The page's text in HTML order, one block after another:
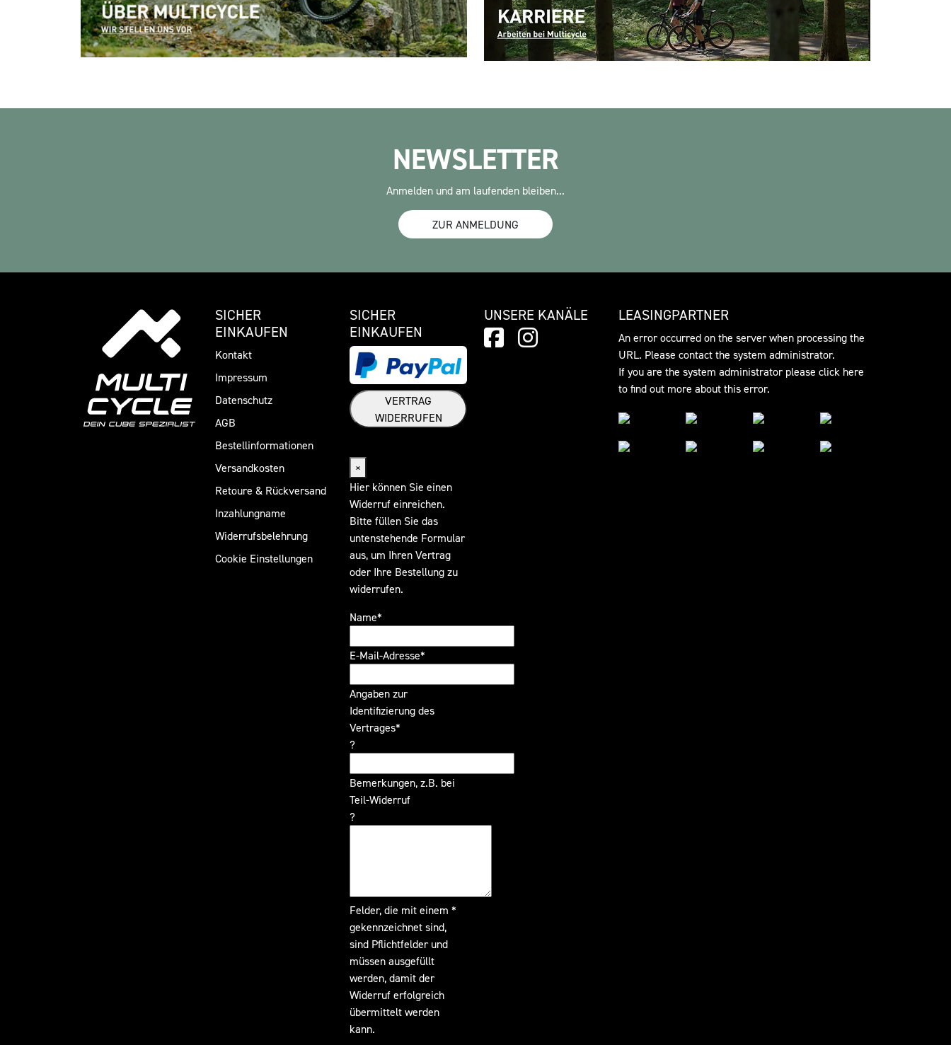
NEWSLETTER
Anmelden und am laufenden bleiben...
ZUR ANMELDUNG
SICHER
EINKAUFEN
Kontakt
Impressum
Datenschutz
AGB
Bestellinformationen
Versandkosten
Retoure & Rückversand
Inzahlungname
Widerrufsbelehrung
Cookie Einstellungen
SICHER
EINKAUFEN
VERTRAG
WIDERRUFEN
×
Hier können Sie einen
Widerruf einreichen.
Bitte füllen Sie das
untenstehende Formular
aus, um Ihren Vertrag
oder Ihre Bestellung zu
widerrufen.
Name*
E-Mail-Adresse*
Angaben zur
Identifizierung des
Vertrages*
?
Bemerkungen, z.B. bei
Teil-Widerruf
?
Felder, die mit einem *
gekennzeichnet sind,
sind Pflichtfelder und
müssen ausgefüllt
werden, damit der
Widerruf erfolgreich
übermittelt werden
kann.
UNSERE KANÄLE LEASINGPARTNER
An error occurred on the server when processing the
URL. Please contact the system administrator.
If you are the system administrator please click here
to find out more about this error.